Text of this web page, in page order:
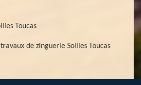
Toucas
de zinguerie Sollies Toucas